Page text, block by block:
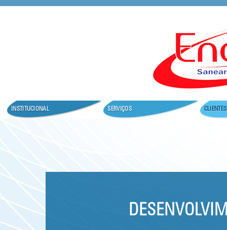
INSTITUCIONAL SERVIÇOS CLIENTES